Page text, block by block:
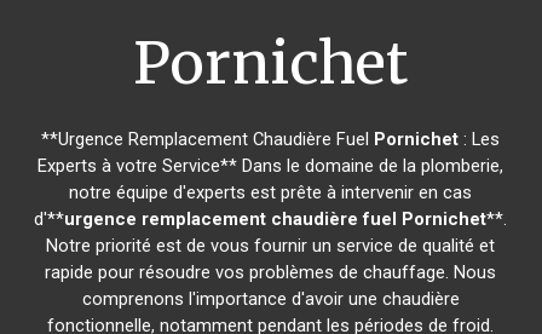
Pornichet
**Urgence Remplacement Chaudière Fuel Pornichet : Les
Experts à votre Service** Dans le domaine de la plomberie,
notre équipe d'experts est prête à intervenir en cas
d'**urgence remplacement chaudière fuel Pornichet**.
Notre priorité est de vous fournir un service de qualité et
rapide pour résoudre vos problèmes de chauffage. Nous
comprenons l'importance d'avoir une chaudière
fonctionnelle, notamment pendant les périodes de froid.